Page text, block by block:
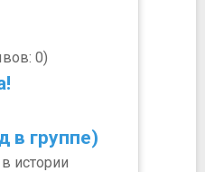
0)
в группе)
истории